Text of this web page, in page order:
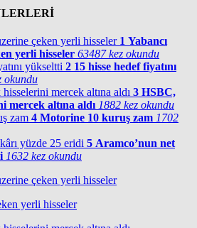
1 Yabancı
yerli hisseler 63487 kez okundu
2 15 hisse hedef fiyatını
okundu
3 HSBC,
mercek altına aldı 1882 kez okundu
4 Motorine 10 kuruş zam 1702
5 Aramco’nun net
1632 kez okundu
yerli hisseler